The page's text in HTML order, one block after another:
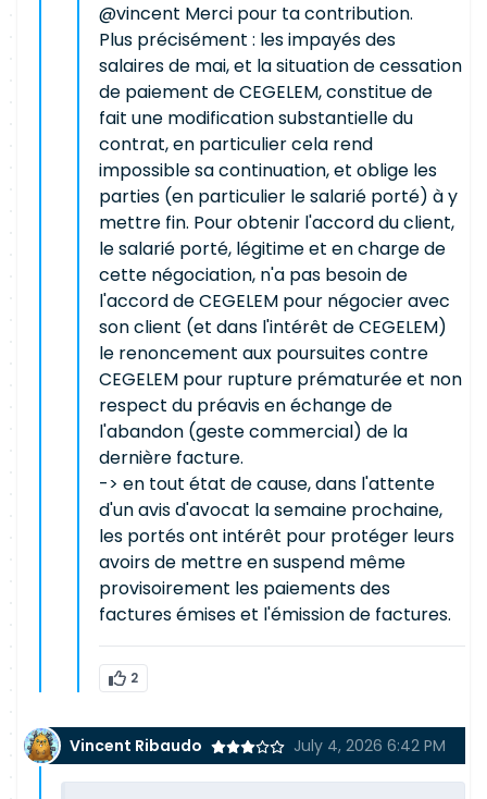
@vincent Merci pour ta contribution.
Plus précisément : les impayés des
salaires de mai, et la situation de cessation
de paiement de CEGELEM, constitue de
fait une modification substantielle du
contrat, en particulier cela rend
impossible sa continuation, et oblige les
parties (en particulier le salarié porté) à y
mettre fin. Pour obtenir l'accord du client,
le salarié porté, légitime et en charge de
cette négociation, n'a pas besoin de
l'accord de CEGELEM pour négocier avec
son client (et dans l'intérêt de CEGELEM)
le renoncement aux poursuites contre
CEGELEM pour rupture prématurée et non
respect du préavis en échange de
l'abandon (geste commercial) de la
dernière facture.
-> en tout état de cause, dans l'attente
d'un avis d'avocat la semaine prochaine,
les portés ont intérêt pour protéger leurs
avoirs de mettre en suspend même
provisoirement les paiements des
factures émises et l'émission de factures.
2
Vincent Ribaudo July 4, 2026 6:42 PM